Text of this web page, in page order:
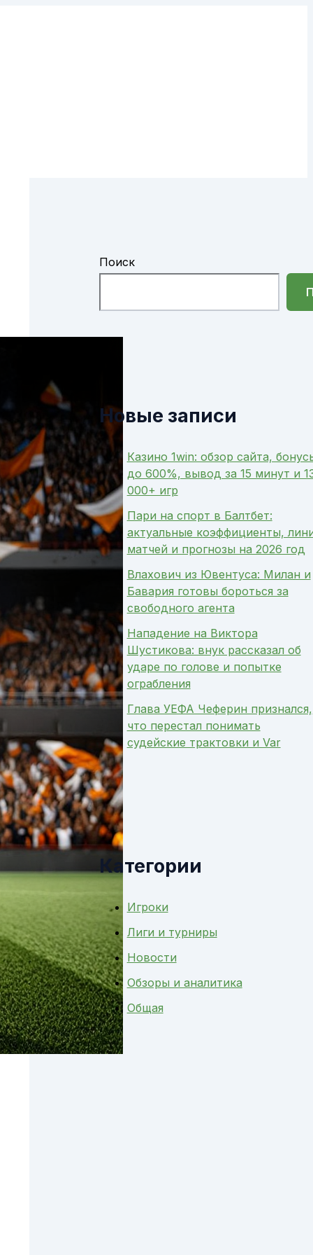
Поиск
Новые записи
Казино 1win: обзор сайта,
до 600%, вывод за 15 минут и
000+ игр
Пари на спорт в Балтбет:
актуальные коэффициенты,
матчей и прогнозы на 2026 год
Влахович из Ювентуса: Милан и
Бавария готовы бороться за
свободного агента
Нападение на Виктора
Шустикова: внук рассказал об
ударе по голове и попытке
ограбления
Глава УЕФА Чеферин признался,
что перестал понимать
судейские трактовки и Var
Категории
Игроки
Лиги и турниры
Новости
Обзоры и аналитика
Общая